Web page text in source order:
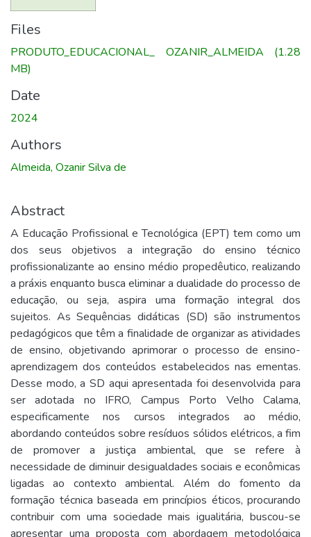
Files
PRODUTO_EDUCACIONAL_ OZANIR_ALMEIDA (1.28
MB)
Date
2024
Authors
Almeida, Ozanir Silva de
Abstract
A Educação Profissional e Tecnológica (EPT) tem como um
dos seus objetivos a integração do ensino técnico
profissionalizante ao ensino médio propedêutico, realizando
a práxis enquanto busca eliminar a dualidade do processo de
educação, ou seja, aspira uma formação integral dos
sujeitos. As Sequências didáticas (SD) são instrumentos
pedagógicos que têm a finalidade de organizar as atividades
de ensino, objetivando aprimorar o processo de ensino-
aprendizagem dos conteúdos estabelecidos nas ementas.
Desse modo, a SD aqui apresentada foi desenvolvida para
ser adotada no IFRO, Campus Porto Velho Calama,
especificamente nos cursos integrados ao médio,
abordando conteúdos sobre resíduos sólidos elétricos, a fim
de promover a justiça ambiental, que se refere à
necessidade de diminuir desigualdades sociais e econômicas
ligadas ao contexto ambiental. Além do fomento da
formação técnica baseada em princípios éticos, procurando
contribuir com uma sociedade mais igualitária, buscou-se
apresentar uma proposta com abordagem metodológica